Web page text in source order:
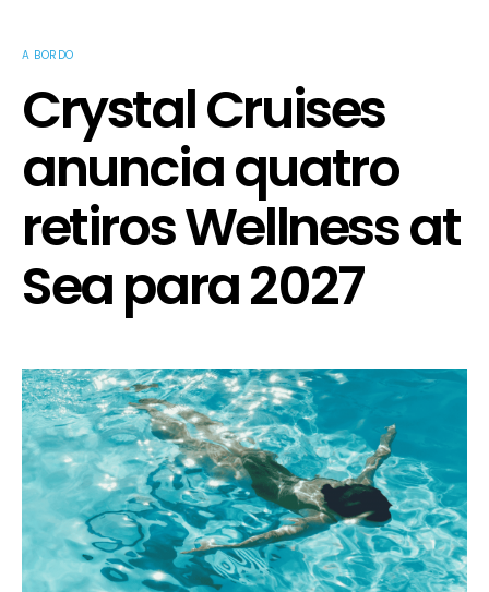
A BORDO
Crystal Cruises
anuncia quatro
retiros Wellness at
Sea para 2027